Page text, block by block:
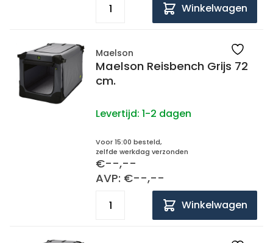
Winkelwagen
Maelson
Maelson Reisbench Grijs 72
cm.
Levertijd: 1-2 dagen
Voor 15:00 besteld,
zelfde werkdag verzonden
€--,--
AVP: €--,--
Winkelwagen